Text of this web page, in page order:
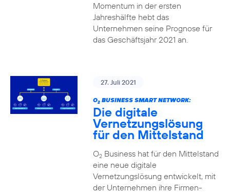
Momentum in der ersten
Jahreshälfte hebt das
Unternehmen seine Prognose für
das Geschäftsjahr 2021 an.
27. Juli 2021
O2BUSINESS SMART NETWORK:
Die digitale
Vernetzungslösung
für den Mittelstand
O2Business hat für den Mittelstand
eine neue digitale
Vernetzungslösung entwickelt, mit
der Unternehmen ihre Firmen-